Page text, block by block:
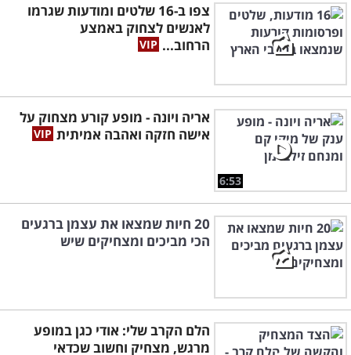
צפו ב-16 שלטים ומודעות שגרמו
לאנשים לצחוק באמצע
הרחוב...
6:53
אריה ויונה - מופע קורע מצחוק על
אישה חזקה ואהבה אמיתית
20 חיות שמצאו את עצמן ברגעים
הכי מביכים ומצחיקים שיש
הלם הקרב שלי: אודי כגן במופע
מרגש, מצחיק וחשוב שכדאי